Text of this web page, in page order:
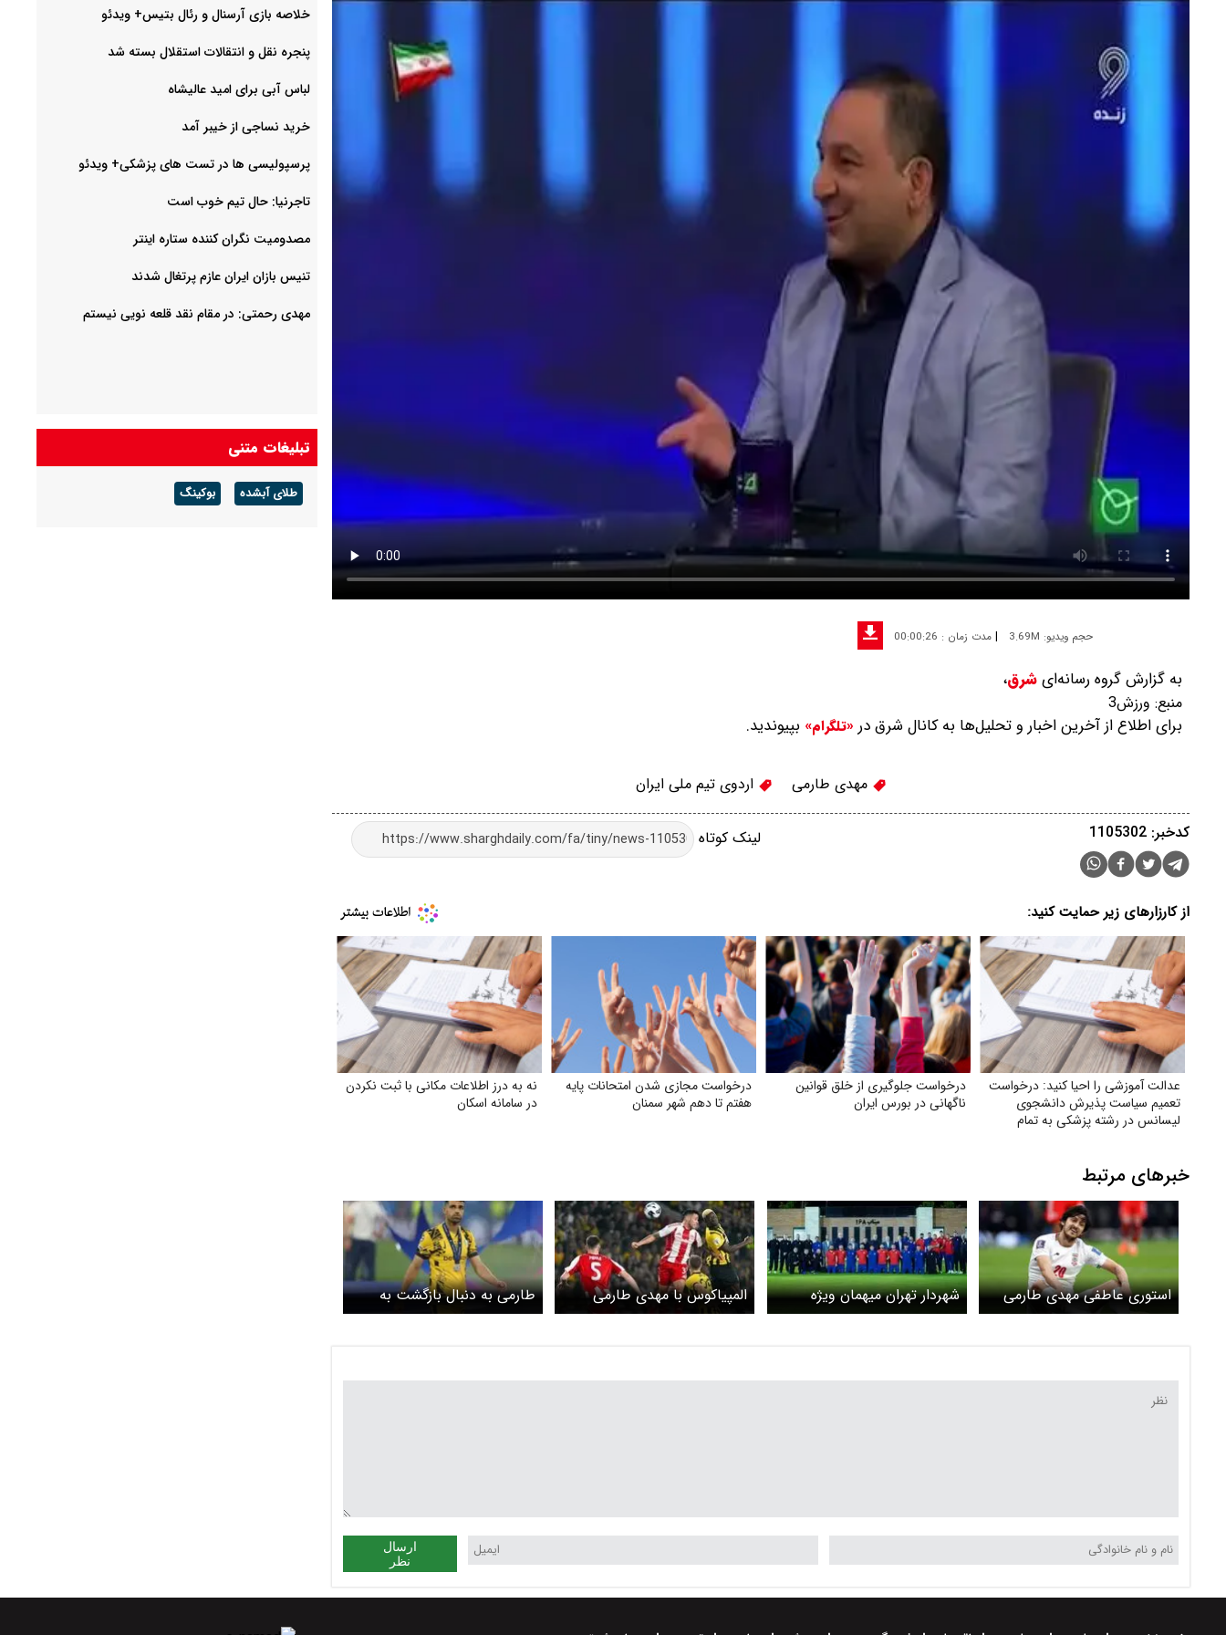
حجم ویدیو: 3.69M | مدت زمان : 00:00:26
به گزارش گروه رسانه‌ایشرق،
منبع: ورزش3
برای اطلاع از آخرین اخبار و تحلیل‌ها به کانال شرق در «تلگرام» بپیوندید.
مهدی طارمی اردوی تیم ملی ایران
لینک کوتاه کدخبر: 1105302
از کارزارهای زیر حمایت کنید:
عدالت آموزشی را احیا کنید: درخواست
تعمیم سیاست پذیرش دانشجوی
لیسانس در رشته پزشکی به تمام
درخواست جلوگیری از خلق قوانین
ناگهانی در بورس ایران
درخواست مجازی شدن امتحانات پایه
هفتم تا دهم شهر سمنان
نه به درز اطلاعات مکانی با ثبت نکردن
در سامانه اسکان
خبرهای مرتبط
استوری عاطفی مهدی طارمی
برای سردار آزمون
شهردار تهران میهمان ویژه
اردوی تیم ملی
المپیاکوس با مهدی طارمی
راهی لیگ قهرمانان شد
طارمی به دنبال بازگشت به
روزهای اوج
ارسال
نظر
خلاصه بازی آرسنال و رئال بتیس+ ویدئو
پنجره نقل و انتقالات استقلال بسته شد
لباس آبی برای امید عالیشاه
خرید نساجی از خیبر آمد
پرسپولیسی ها در تست های پزشکی+ ویدئو
تاجرنیا: حال تیم خوب است
مصدومیت نگران کننده ستاره اینتر
تنیس بازان ایران عازم پرتغال شدند
مهدی رحمتی: در مقام نقد قلعه نویی نیستم
تبلیغات متنی
طلای آبشده بوکینگ